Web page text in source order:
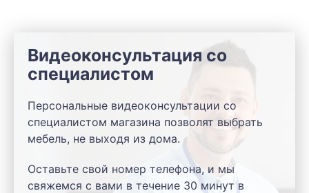
Видеоконсультация со
специалистом
Персональные видеоконсультации со
специалистом магазина позволят выбрать
мебель, не выходя из дома.
Оставьте свой номер телефона, и мы
свяжемся с вами в течение 30 минут в